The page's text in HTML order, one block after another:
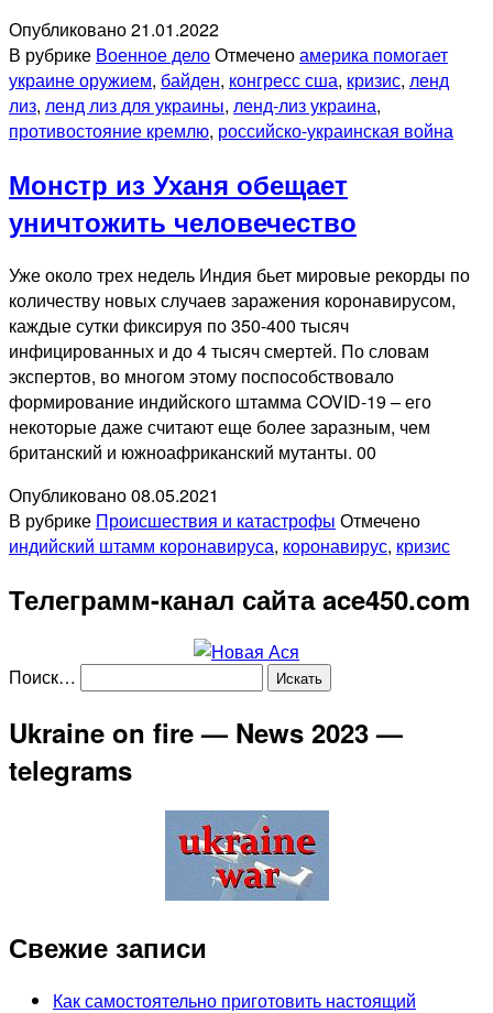
Опубликовано21.01.2022
В рубрике Военное делоОтмеченоамерика помогает
украине оружием, байден, конгресс сша, кризис, ленд
лиз, ленд лиз для украины, ленд-лиз украина,
противостояние кремлю, российско-украинская война
Монстр из Уханя обещает
уничтожить человечество
Уже около трех недель Индия бьет мировые рекорды по
количеству новых случаев заражения коронавирусом,
каждые сутки фиксируя по 350-400 тысяч
инфицированных и до 4 тысяч смертей. По словам
экспертов, во многом этому поспособствовало
формирование индийского штамма COVID-19 – его
некоторые даже считают еще более заразным, чем
британский и южноафриканский мутанты. 00
Опубликовано08.05.2021
В рубрике Происшествия и катастрофы Отмечено
индийский штамм коронавируса, коронавирус, кризис
Телеграмм-канал сайта ace450.com
Поиск…
Ukraine on fire — News 2023 —
telegrams
Свежие записи
Как самостоятельно приготовить настоящий